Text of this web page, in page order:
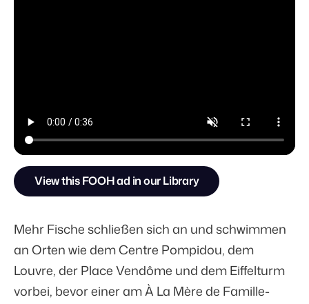
View this FOOH ad in our Library
Mehr Fische schließen sich an und schwimmen
an Orten wie dem Centre Pompidou, dem
Louvre, der Place Vendôme und dem Eiffelturm
vorbei, bevor einer am À La Mère de Famille-